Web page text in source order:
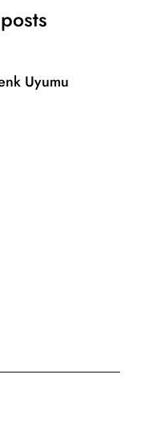
Uyumu